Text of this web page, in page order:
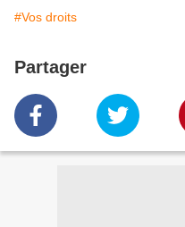
#Vos droits
Partager